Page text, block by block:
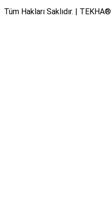
Tüm Hakları Saklıdır. | TEKHA®